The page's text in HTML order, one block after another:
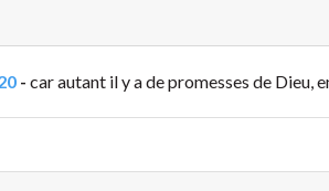
- car autant il y a de promesses de Dieu,